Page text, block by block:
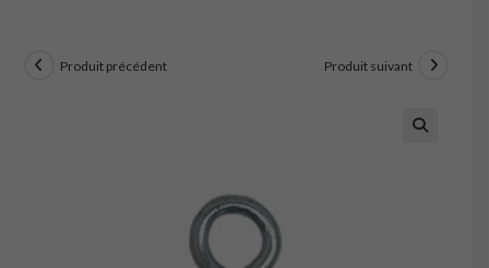
Produit précédent Produit suivant